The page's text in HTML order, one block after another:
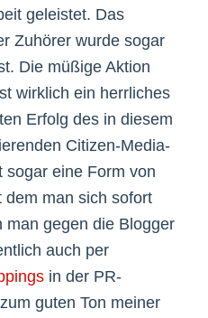
geleistet. Das
Zuhörer wurde sogar
Die müßige Aktion
wirklich ein herrliches
Erfolg des in diesem
Citizen-Media-
sogar eine Form von
dem man sich sofort
man gegen die Blogger
auch per
in der PR-
guten Ton meiner